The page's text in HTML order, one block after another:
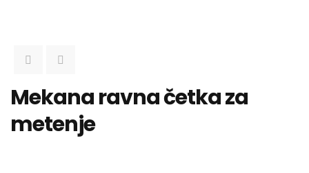
Mekana ravna četka za
metenje